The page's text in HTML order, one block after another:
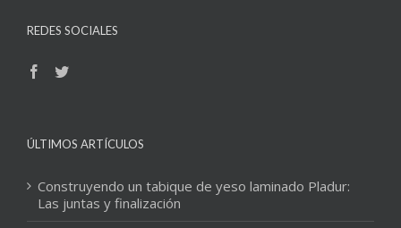
REDES SOCIALES
ÚLTIMOS ARTÍCULOS
Construyendo un tabique de yeso laminado Pladur:
Las juntas y finalización